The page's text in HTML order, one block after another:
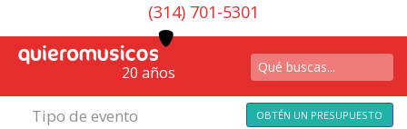
(314) 701-5301
20 años
Tipo de evento OBTÉN UN PRESUPUESTO